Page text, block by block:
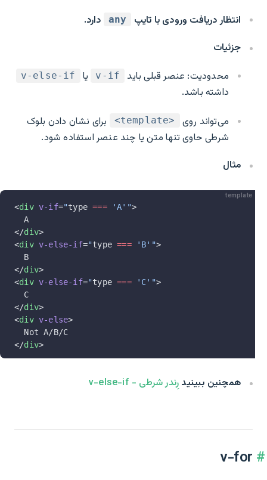
انتظار دریافت ورودی با تایپ
any
دارد.
جزئیات
محدودیت: عنصر قبلی باید
v-if یا v-else-if
داشته باشد.
می‌تواند روی
<template>
برای نشان دادن بلوک
شرطی حاوی تنها متن یا چند عنصر استفاده شود.
مثال
template
<div v-if="type === 'A'">
  A
</div>
<div v-else-if="type === 'B'">
  B
</div>
<div v-else-if="type === 'C'">
  C
</div>
<div v-else>
  Not A/B/C
</div>
همچنین ببینید رِندر شرطی - v-else-if
v-for